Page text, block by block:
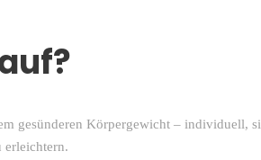
gesünderen Körpergewicht – individuell,
erleichtern.